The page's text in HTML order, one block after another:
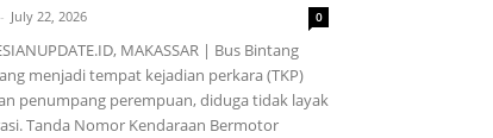
- July 22, 2026 0
MAKASSAR | Bus Bintang
menjadi tempat kejadian perkara (TKP)
penumpang perempuan, diduga tidak layak
Tanda Nomor Kendaraan Bermotor